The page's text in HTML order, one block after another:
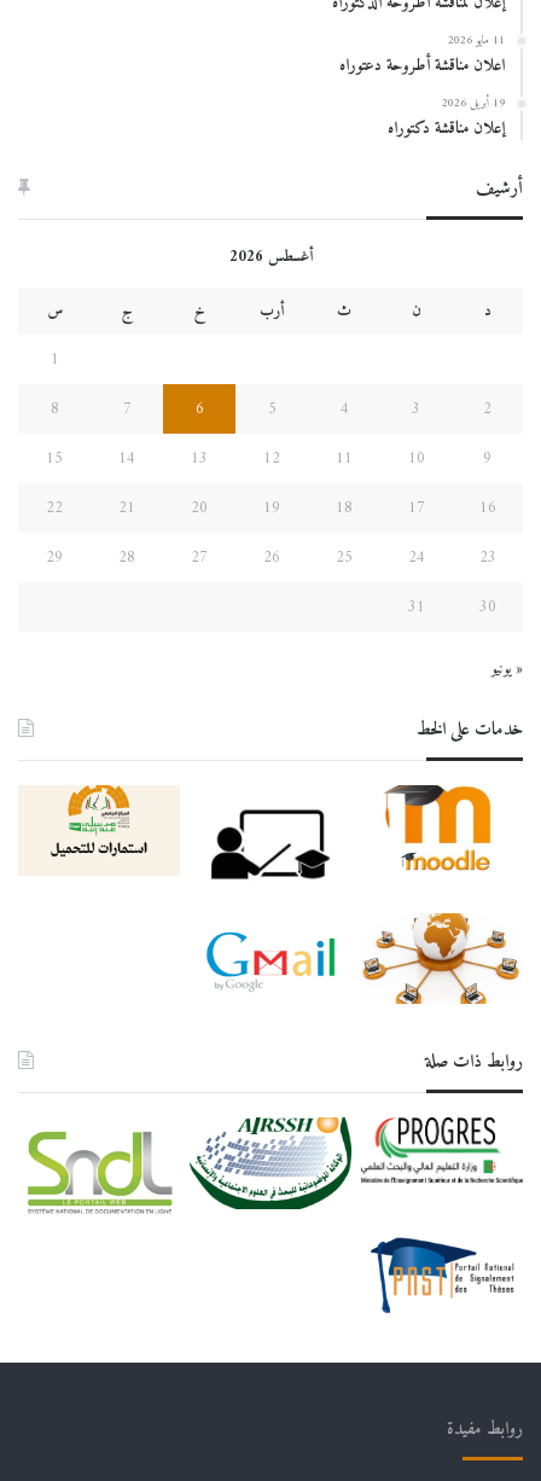
11 مايو 2026
اعلان مناقشة أطروحة دعتوراه
19 أبريل 2026
إعلان مناقشة دكتوراه
أرشيف
أغسطس 2026
د
ن ث أرب خ ج
س
1
2
3
4
5
6
7
8
9
10
11
12
13
14
15
16
17
18
19
20
21
22
23
24
25
26
27
28
29
30
31
« يونيو
خدمات على الخط
روابط ذات صلة
روابط مفيدة